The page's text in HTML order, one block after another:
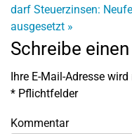
darf Steuerzinsen:
ausgesetzt »
Schreibe
Ihre E-Mail-Adresse
* Pflichtfelder
Kommentar